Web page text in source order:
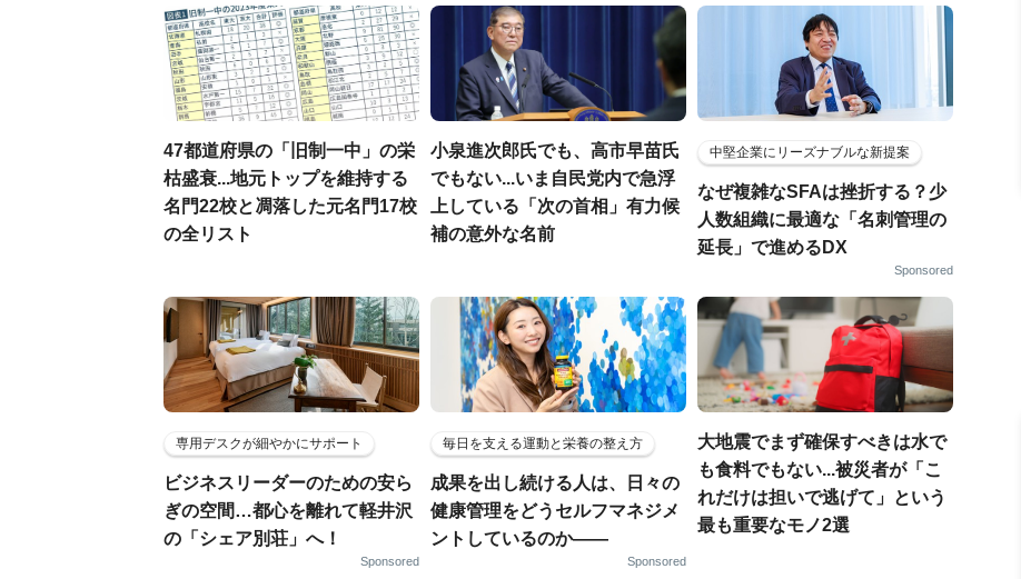
47都道府県の「旧制一中」の栄
枯盛衰...地元トップを維持する
名門22校と凋落した元名門17校
の全リスト
小泉進次郎氏でも、高市早苗氏
でもない...いま自民党内で急浮
上している「次の首相」有力候
補の意外な名前
中堅企業にリーズナブルな新提案
なぜ複雑なSFAは挫折する？少
人数組織に最適な「名刺管理の
延長」で進めるDX
Sponsored
専用デスクが細やかにサポート
ビジネスリーダーのための安ら
ぎの空間…都心を離れて軽井沢
の「シェア別荘」へ！
Sponsored
毎日を支える運動と栄養の整え方
成果を出し続ける人は、日々の
健康管理をどうセルフマネジメ
ントしているのか——
Sponsored
大地震でまず確保すべきは水で
も食料でもない...被災者が「こ
れだけは担いで逃げて」という
最も重要なモノ2選